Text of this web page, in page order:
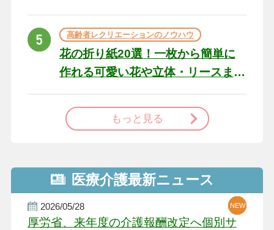
高齢者レクリエーションのノウハウ
花の折り紙20選！一枚から簡単に
作れる可愛い花や立体・リースま
もっと見る
医療介護最新ニュース
2026/05/28
厚労省、来年度の介護報酬改定へ個別サ
NEW
NEW
NEW